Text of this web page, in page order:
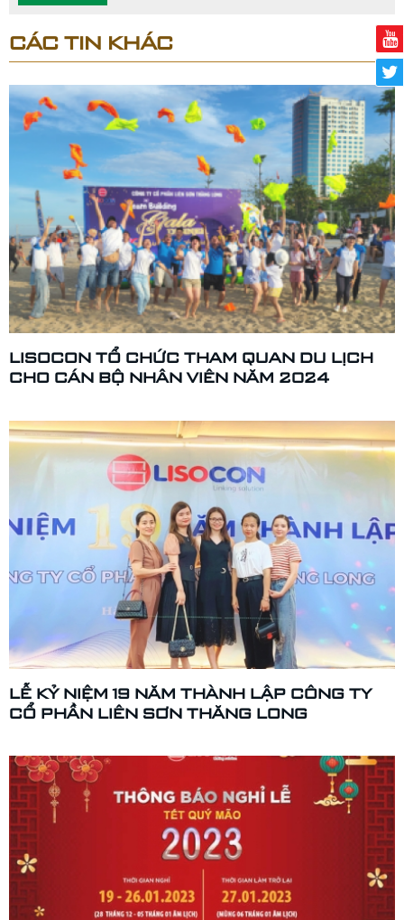
CÁC TIN KHÁC
LISOCON TỔ CHỨC THAM QUAN DU LỊCH
CHO CÁN BỘ NHÂN VIÊN NĂM 2024
LỄ KỶ NIỆM 19 NĂM THÀNH LẬP CÔNG TY
CỔ PHẦN LIÊN SƠN THĂNG LONG